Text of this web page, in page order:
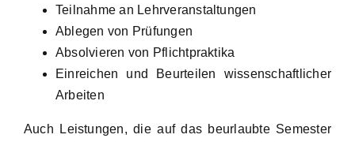
Teilnahme an Lehrveranstaltungen
Ablegen von Prüfungen
Absolvieren von Pflichtpraktika
Einreichen und Beurteilen wissenschaftlicher
Arbeiten
Auch Leistungen, die auf das beurlaubte Semester